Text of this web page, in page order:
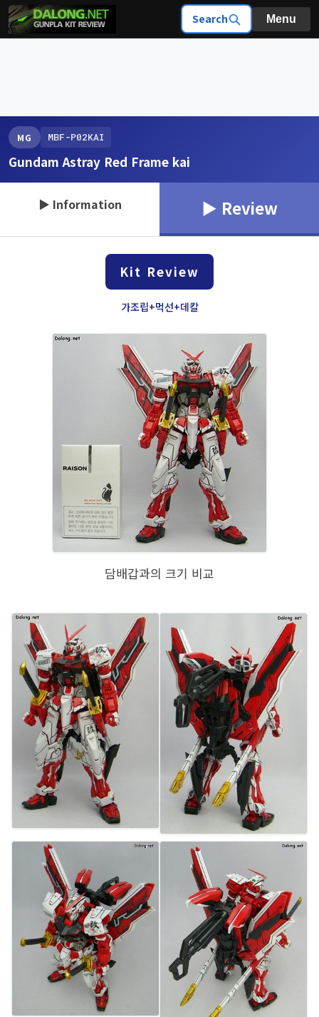
Search Menu
MG MBF-P02KAI
Gundam Astray Red Frame kai
▶ Information ▶ Review
Kit Review
가조립+먹선+데칼
담배갑과의 크기 비교